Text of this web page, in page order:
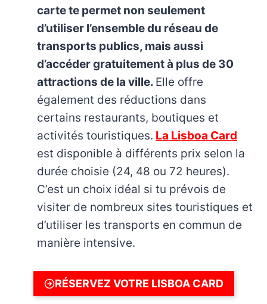
carte te permet non seulement
d’utiliser l’ensemble du réseau de
transports publics, mais aussi
d’accéder gratuitement à plus de 30
attractions de la ville. Elle offre
également des réductions dans
certains restaurants, boutiques et
activités touristiques. La Lisboa Card
est disponible à différents prix selon la
durée choisie (24, 48 ou 72 heures).
C’est un choix idéal si tu prévois de
visiter de nombreux sites touristiques et
d’utiliser les transports en commun de
manière intensive.
RÉSERVEZ VOTRE LISBOA CARD